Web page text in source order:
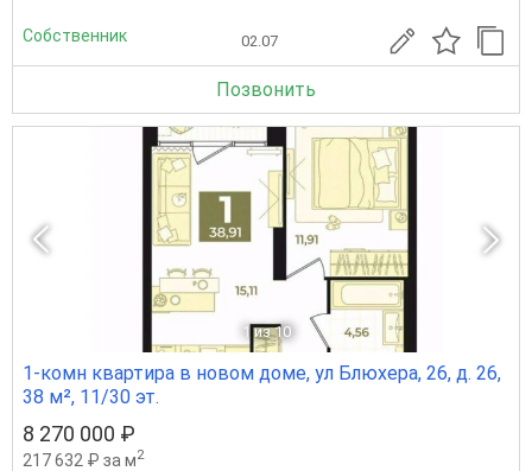
Собственник 02.07
Позвонить
1 из 10
1-комн квартира в новом доме, ул Блюхера, 26, д. 26,
38 м², 11/30 эт.
8 270 000 ₽
217 632 ₽ за м2